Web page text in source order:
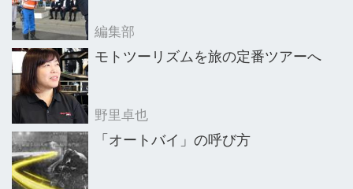
編集部
モトツーリズムを旅の定番ツアーへ
野里卓也
「オートバイ」の呼び方